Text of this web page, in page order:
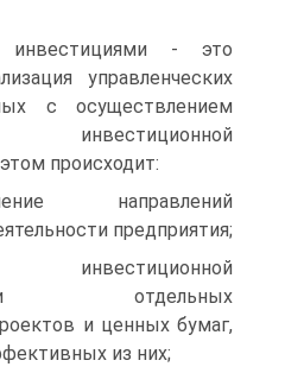
инвестициями - это
управленческих
с осуществлением
инвестиционной
происходит:
направлений
предприятия;
отдельных
и ценных бумаг,
из них;